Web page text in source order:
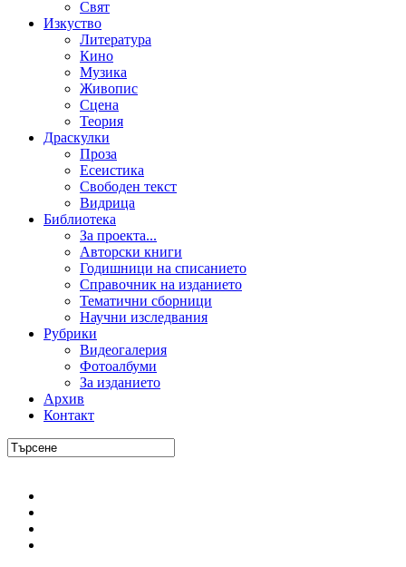
Свят
Изкуство
Литература
Кино
Музика
Живопис
Сцена
Теория
Драскулки
Проза
Есеистика
Свободен текст
Видрица
Библиотека
За проекта...
Авторски книги
Годишници на списанието
Справочник на изданието
Тематични сборници
Научни изследвания
Рубрики
Видеогалерия
Фотоалбуми
За изданието
Архив
Контакт